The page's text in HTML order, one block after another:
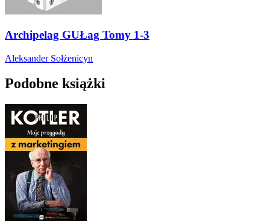
Archipelag GUŁag Tomy 1-3
Aleksander Sołżenicyn
Podobne książki